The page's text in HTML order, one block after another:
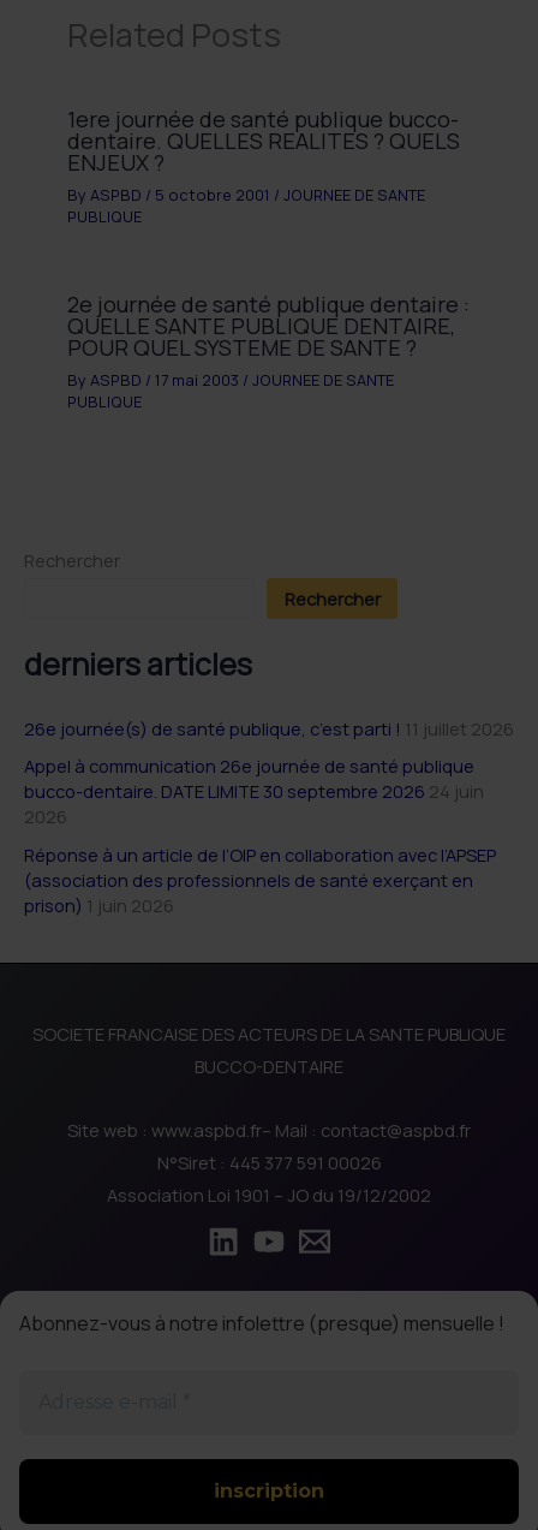
Related Posts
1ere journée de santé publique bucco-
dentaire. QUELLES REALITES ? QUELS
ENJEUX ?
ByASPBD / 5 octobre 2001 /JOURNEE DE SANTE
PUBLIQUE
2e journée de santé publique dentaire :
QUELLE SANTE PUBLIQUE DENTAIRE,
POUR QUEL SYSTEME DE SANTE ?
ByASPBD /17 mai 2003 /JOURNEE DE SANTE
PUBLIQUE
Rechercher
Rechercher
derniers articles
26e journée(s) de santé publique, c’est parti ! 11 juillet 2026
Appel à communication 26e journée de santé publique
bucco-dentaire. DATE LIMITE 30 septembre 2026 24 juin
2026
Réponse à un article de l’OIP en collaboration avec l’APSEP
(association des professionnels de santé exerçant en
prison) 1 juin 2026
SOCIETE FRANCAISE DES ACTEURS DE LA SANTE PUBLIQUE
BUCCO-DENTAIRE
Site web : www.aspbd.fr– Mail : contact@aspbd.fr
N°Siret : 445 377 591 00026
Association Loi 1901 – JO du 19/12/2002
Abonnez-vous à notre infolettre (presque) mensuelle !
*